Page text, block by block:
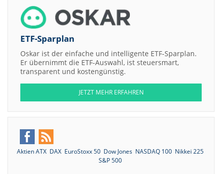
ETF-Sparplan
Oskar ist der einfache und intelligente ETF-Sparplan.
Er übernimmt die ETF-Auswahl, ist steuersmart,
transparent und kostengünstig.
JETZT MEHR ERFAHREN
Aktien ATX DAX EuroStoxx 50 Dow Jones NASDAQ 100 Nikkei 225
S&P 500